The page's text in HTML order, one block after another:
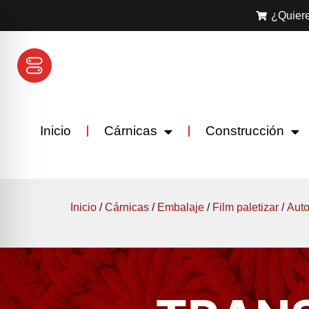
Inicio Cárnicas Construcción
Inicio /Cárnicas / Embalaje / Film paletizar /